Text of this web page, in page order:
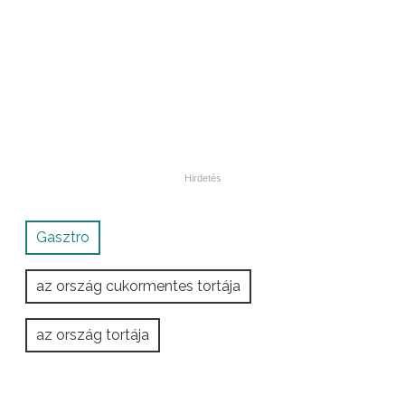
Gasztro
az ország cukormentes tortája
az ország tortája